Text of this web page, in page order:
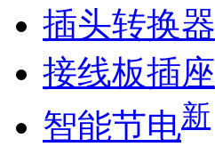
插头转换器
接线板插座
智能节电新